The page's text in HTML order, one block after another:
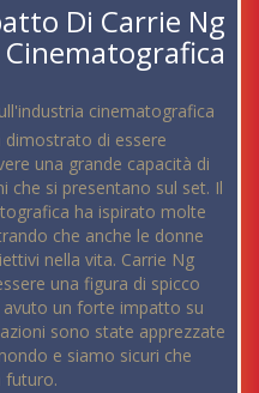
Di Carrie Ng
cinematografica
di essere
una grande capacità di
che si presentano sul set. Il
ha ispirato molte
che anche le donne
nella vita. Carrie Ng
una figura di spicco
un forte impatto su
sono state apprezzate
e siamo sicuri che
futuro.